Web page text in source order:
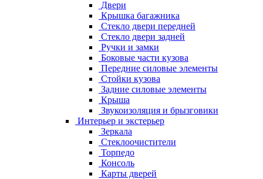
Двери
Крышка багажника
Стекло двери передней
Стекло двери задней
Ручки и замки
Боковые части кузова
Передние силовые элементы
Стойки кузова
Задние силовые элементы
Крыша
Звукоизоляция и брызговики
Интерьер и экстерьер
Зеркала
Стеклоочистители
Торпедо
Консоль
Карты дверей